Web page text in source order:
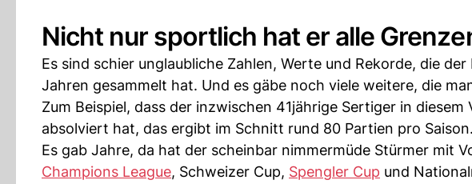
Nicht nur sportlich hat er alle
Es sind schier unglaubliche Zahlen, Werte und Rekorde, die
Jahren gesammelt hat. Und es gäbe noch viele weitere, die
Zum Beispiel, dass der inzwischen 41jährige Sertiger in
absolviert hat, das ergibt im Schnitt rund 80 Partien pro Saison.
Es gab Jahre, da hat der scheinbar nimmermüde Stürmer mit
Champions League, Schweizer Cup, Spengler Cup und